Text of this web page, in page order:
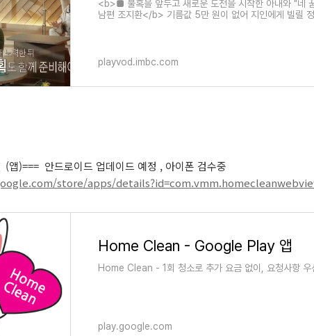
<b>■ 불혹을 앞두고 새로운 도전을 시작한 아내와 "네
남편 조지환</b> 기름값 5만 원이 없어 지인에게 빌릴
playvod.imbc.com
)=== 안드로이드 업데이드 예정 , 아이폰 검수중
store/apps/
Home Clean - Google Play 앱
Home Clean - 1회 청소로 추가 요금 없이, 요청사항 우
play.google.com